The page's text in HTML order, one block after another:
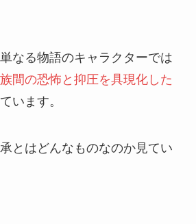
なる物語のキャラクターでは
間の恐怖と抑圧を具現化した
います。
とはどんなものなのか見てい